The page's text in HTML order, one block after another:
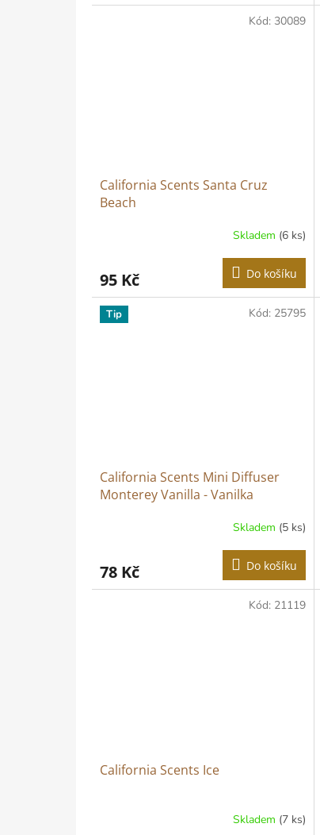
California Scents Santa Cruz
Beach
Skladem (6 ks)
95 Kč Do košíku
Kód: 30089
Tip
California Scents Mini Diffuser
Monterey Vanilla - Vanilka
Skladem (5 ks)
78 Kč Do košíku
Kód: 25795
California Scents Ice
Skladem (7 ks)
Kód: 21119